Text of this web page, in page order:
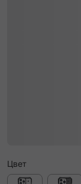
Цвет